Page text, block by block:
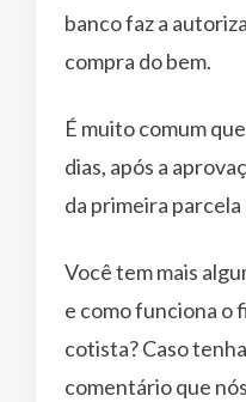
banco faz a
compra do bem.
É muito comum
dias, após a
da primeira
Você tem mais
e como funciona o
cotista? Caso
comentário que